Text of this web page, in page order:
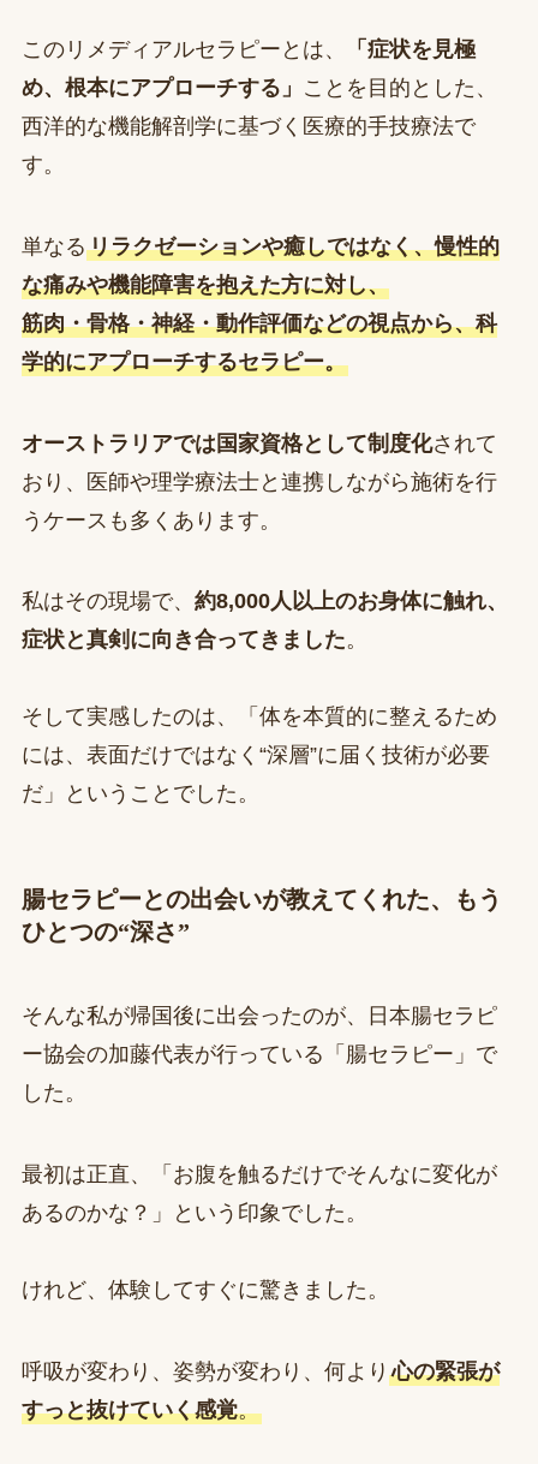
このリメディアルセラピーとは、
「症状を見極
め、根本にアプローチする」 ことを目的とした、
西洋的な機能解剖学に基づく医療的手技療法で
す。
単なるリラクゼーションや癒しではなく、慢性的
な痛みや機能障害を抱えた方に対し、
筋肉・骨格・神経・動作評価などの視点から、科
学的にアプローチするセラピー。
オーストラリアでは国家資格として制度化されて
おり、医師や理学療法士と連携しながら施術を行
うケースも多くあります。
私はその現場で、 約8,000人以上のお身体に触れ、
症状と真剣に向き合ってきました。
そして実感したのは、「体を本質的に整えるため
には、表面だけではなく“深層”に届く技術が必要
だ」ということでした。
腸セラピーとの出会いが教えてくれた、もう
ひとつの“深さ”
そんな私が帰国後に出会ったのが、日本腸セラピ
ー協会の加藤代表が行っている「腸セラピー」で
した。
最初は正直、「お腹を触るだけでそんなに変化が
あるのかな？」という印象でした。
けれど、体験してすぐに驚きました。
呼吸が変わり、姿勢が変わり、何より 心の緊張が
すっと抜けていく感覚。